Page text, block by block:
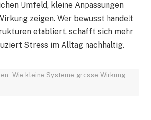
Umfeld, kleine Anpassungen
zeigen. Wer bewusst handelt
etabliert, schafft sich mehr
Stress im Alltag nachhaltig.
Wie kleine Systeme grosse Wirkung